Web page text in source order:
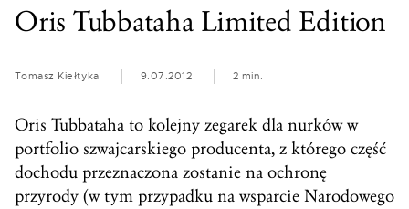
Oris Tubbataha Limited Edition
Tomasz Kiełtyka 9.07.2012 2 min.
Oris Tubbataha to kolejny zegarek dla nurków w
portfolio szwajcarskiego producenta, z którego część
dochodu przeznaczona zostanie na ochronę
przyrody (w tym przypadku na wsparcie Narodowego